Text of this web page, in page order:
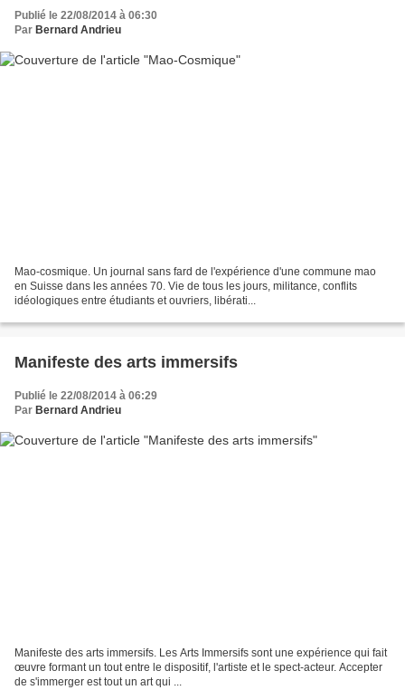
Publié le 22/08/2014 à 06:30
Par Bernard Andrieu
Mao-cosmique. Un journal sans fard de l'expérience d'une commune mao
en Suisse dans les années 70. Vie de tous les jours, militance, conflits
idéologiques entre étudiants et ouvriers, libérati...
Manifeste des arts immersifs
Publié le 22/08/2014 à 06:29
Par Bernard Andrieu
Manifeste des arts immersifs. Les Arts Immersifs sont une expérience qui fait
œuvre formant un tout entre le dispositif, l'artiste et le spect-acteur. Accepter
de s'immerger est tout un art qui ...